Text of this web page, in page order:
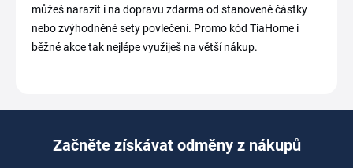
můžeš narazit i na dopravu zdarma od stanovené částky
nebo zvýhodněné sety povlečení. Promo kód TiaHome i
běžné akce tak nejlépe využiješ na větší nákup.
Začněte získávat odměny z nákupů